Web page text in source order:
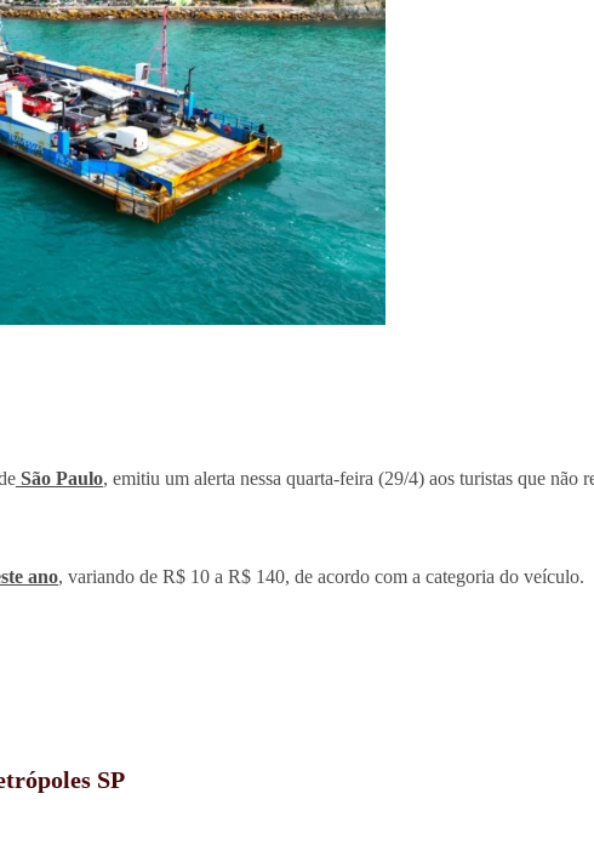
São Paulo, emitiu um alerta nessa quarta-feira (29/4) aos turistas que
ano , variando de R$ 10 a R$ 140, de acordo com a categoria do veículo.
SP